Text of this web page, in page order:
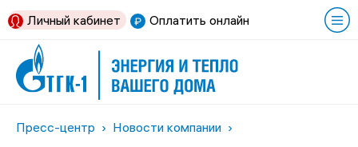
Оплатить онлайн
Личный кабинет
Пресс-центр Новости компании